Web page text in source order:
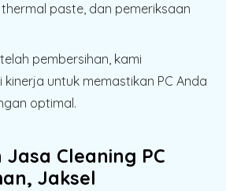
paste, dan pemeriksaan
pembersihan, kami
kinerja untuk memastikan PC Anda
optimal.
Cleaning PC
Jaksel